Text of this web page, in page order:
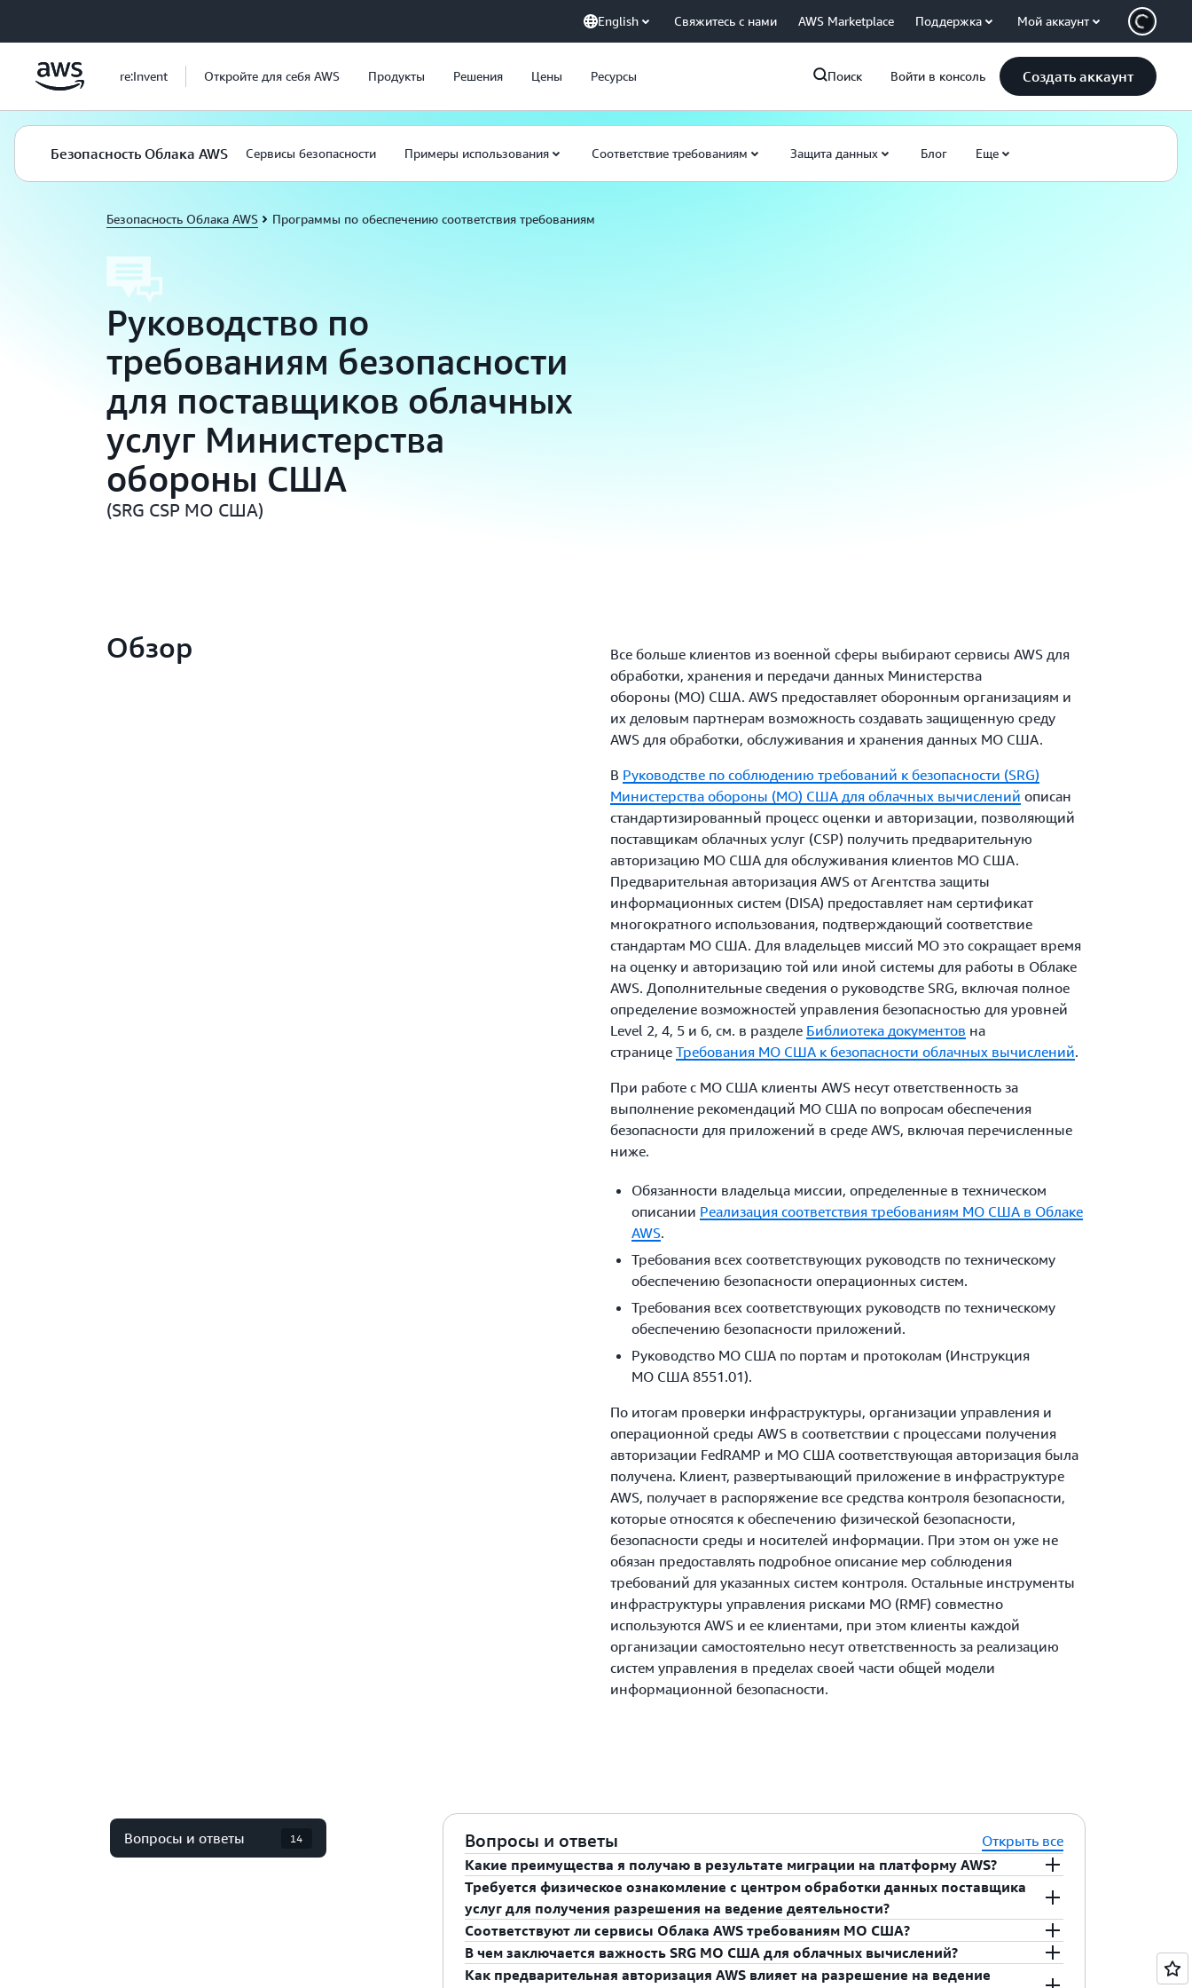
English Свяжитесь с нами AWS Marketplace Поддержка Мой аккаунт
re:Invent Откройте для себя AWS Продукты Решения Цены Ресурсы Поиск Войти в консоль Создать аккаунт
Безопасность Облака AWS Сервисы безопасности Примеры использования Соответствие требованиям Защита данных Блог Еще
Безопасность Облака AWS Программы по обеспечению соответствия требованиям
Руководство по
требованиям безопасности
для поставщиков облачных
услуг Министерства
обороны США
(SRG CSP МО США)
Обзор
Все больше клиентов из военной сферы выбирают сервисы AWS для
обработки, хранения и передачи данных Министерства
обороны (МО) США. AWS предоставляет оборонным организациям и
их деловым партнерам возможность создавать защищенную среду
AWS для обработки, обслуживания и хранения данных МО США.
В Руководстве по соблюдению требований к безопасности (SRG)
Министерства обороны (МО) США для облачных вычислений описан
стандартизированный процесс оценки и авторизации, позволяющий
поставщикам облачных услуг (CSP) получить предварительную
авторизацию МО США для обслуживания клиентов МО США.
Предварительная авторизация AWS от Агентства защиты
информационных систем (DISA) предоставляет нам сертификат
многократного использования, подтверждающий соответствие
стандартам МО США. Для владельцев миссий МО это сокращает время
на оценку и авторизацию той или иной системы для работы в Облаке
AWS. Дополнительные сведения о руководстве SRG, включая полное
определение возможностей управления безопасностью для уровней
Level 2, 4, 5 и 6, см. в разделе Библиотека документов на
странице Требования МО США к безопасности облачных вычислений.
При работе с МО США клиенты AWS несут ответственность за
выполнение рекомендаций МО США по вопросам обеспечения
безопасности для приложений в среде AWS, включая перечисленные
ниже.
Обязанности владельца миссии, определенные в техническом
описании Реализация соответствия требованиям МО США в Облаке
AWS.
Требования всех соответствующих руководств по техническому
обеспечению безопасности операционных систем.
Требования всех соответствующих руководств по техническому
обеспечению безопасности приложений.
Руководство МО США по портам и протоколам (Инструкция
МО США 8551.01).
По итогам проверки инфраструктуры, организации управления и
операционной среды AWS в соответствии с процессами получения
авторизации FedRAMP и МО США соответствующая авторизация была
получена. Клиент, развертывающий приложение в инфраструктуре
AWS, получает в распоряжение все средства контроля безопасности,
которые относятся к обеспечению физической безопасности,
безопасности среды и носителей информации. При этом он уже не
обязан предоставлять подробное описание мер соблюдения
требований для указанных систем контроля. Остальные инструменты
инфраструктуры управления рисками МО (RMF) совместно
используются AWS и ее клиентами, при этом клиенты каждой
организации самостоятельно несут ответственность за реализацию
систем управления в пределах своей части общей модели
информационной безопасности.
Вопросы и ответы 14 Вопросы и ответы
Открыть все
Какие преимущества я получаю в результате миграции на платформу AWS?
Мы считаем, что для государственных клиентов миграция в облако – это возможность
повысить уровень безопасности и сократить операционные риски. Рабочая среда AWS
позволяет клиентам реализовать уровень безопасности и соответствия нормативным
требованиям, который возможен только в среде с высоким уровнем автоматизации.
Требуется физическое ознакомление с центром обработки данных поставщика
услуг для получения разрешения на ведение деятельности?
Нет. Клиенты МО США могут опираться на результаты работы, выполненной сторонними
проверяющими организациями (3PAO) FedRAMP, которые включают расширенный
Соответствуют ли сервисы Облака AWS требованиям МО США?
Да. AWS была проверена и сертифицирована в качестве поставщика облачных услуг на
В чем заключается важность SRG МО США для облачных вычислений?
Как предварительная авторизация AWS влияет на разрешение на ведение